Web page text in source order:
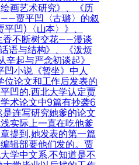
画艺术研究》、《历
贾平凹〈古璐〉的叙
凹)〈山本〉》、
香不断树交花——漫谈
语与结构》、《泼烦
起与严念初谈起》
凹小说《暂坐》中人
论文和工作后发表的
凹的,西北大学认定贾
术论文中9篇有抄袭6
连写研究她爹的论文
实际上一直在吃他爹
提到,她发表的第一篇
辑部要他们发的。贾
学中文系,不知道是不